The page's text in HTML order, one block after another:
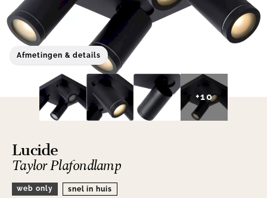
Afmetingen & details
+10
Lucide
Taylor Plafondlamp
web only snel in huis